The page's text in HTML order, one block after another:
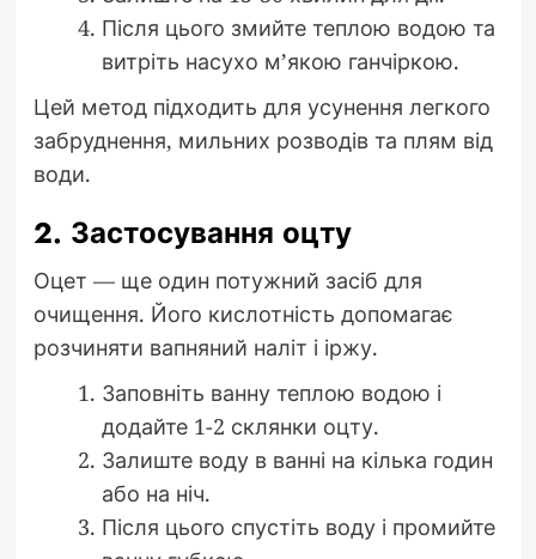
Після цього змийте теплою водою та
витріть насухо м’якою ганчіркою.
Цей метод підходить для усунення легкого
забруднення, мильних розводів та плям від
води.
2. Застосування оцту
Оцет — ще один потужний засіб для
очищення. Його кислотність допомагає
розчиняти вапняний наліт і іржу.
Заповніть ванну теплою водою і
додайте 1-2 склянки оцту.
Залиште воду в ванні на кілька годин
або на ніч.
Після цього спустіть воду і промийте